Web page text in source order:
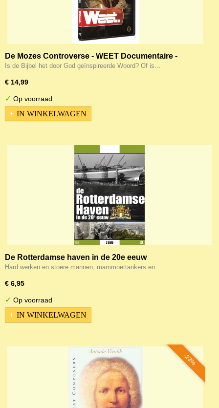
De Mozes Controverse - WEET Documentaire -
Zoeken naar bewijs (DVD)
Is de Bijbel het door God geïnspireerde Woord? Of is…
€ 14,99
✓ Op voorraad
IN WINKELWAGEN
De Rotterdamse haven in de 20e eeuw
Hard werken en stoere mannen, mammoettankers en…
€ 6,95
✓ Op voorraad
IN WINKELWAGEN
-23%